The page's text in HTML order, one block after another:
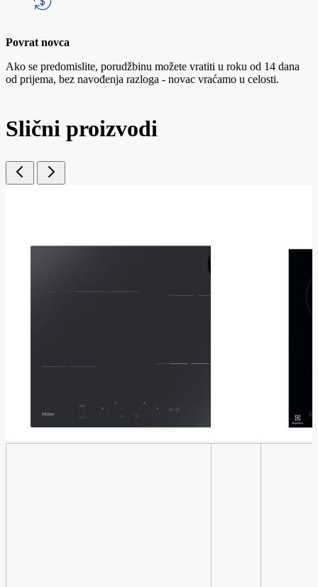
Povrat novca
Ako se predomislite, porudžbinu možete vratiti u roku od 14 dana
od prijema, bez navođenja razloga - novac vraćamo u celosti.
Slični proizvodi